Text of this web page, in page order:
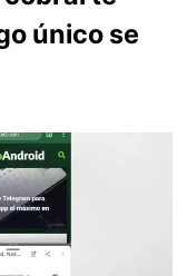
único se